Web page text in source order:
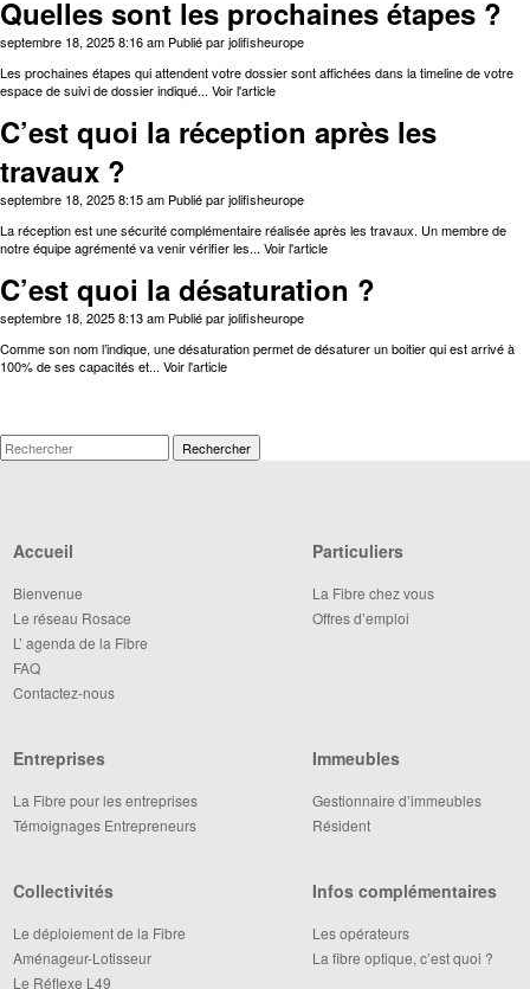
Quelles sont les prochaines étapes ?
septembre 18, 2025 8:16 am Publié parjolifisheurope
Les prochaines étapes qui attendent votre dossier sont affichées dans la timeline de votre
espace de suivi de dossier indiqué... Voir l'article
C’est quoi la réception après les
travaux ?
septembre 18, 2025 8:15 am Publié parjolifisheurope
La réception est une sécurité complémentaire réalisée après les travaux. Un membre de
notre équipe agrémenté va venir vérifier les... Voir l'article
C’est quoi la désaturation ?
septembre 18, 2025 8:13 am Publié parjolifisheurope
Comme son nom l’indique, une désaturation permet de désaturer un boitier qui est arrivé à
100% de ses capacités et... Voir l'article
Rechercher
Accueil
Bienvenue
Le réseau Rosace
L’ agenda de la Fibre
FAQ
Contactez-nous
Particuliers
La Fibre chez vous
Offres d’emploi
Entreprises
La Fibre pour les entreprises
Témoignages Entrepreneurs
Immeubles
Gestionnaire d’immeubles
Résident
Collectivités
Le déploiement de la Fibre
Aménageur-Lotisseur
Le Réflexe L49
Infos complémentaires
Les opérateurs
La fibre optique, c’est quoi ?